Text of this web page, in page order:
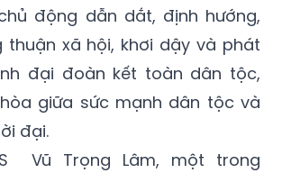
động dẫn dắt, định hướng,
xã hội, khơi dậy và phát
đại đoàn kết toàn dân tộc,
giữa sức mạnh dân tộc và
đại.
Vũ Trọng Lâm, một trong